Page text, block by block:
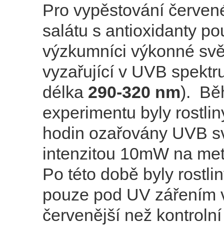
Pro vypěstování
salátu s antioxidanty
výzkumníci výkonné
vyzařující v UVB
délka 290-320 nm).
experimentu byly
hodin ozařovány UVB
intenzitou 10mW na
Po této době byly
pouze pod UV zářením
červenější než